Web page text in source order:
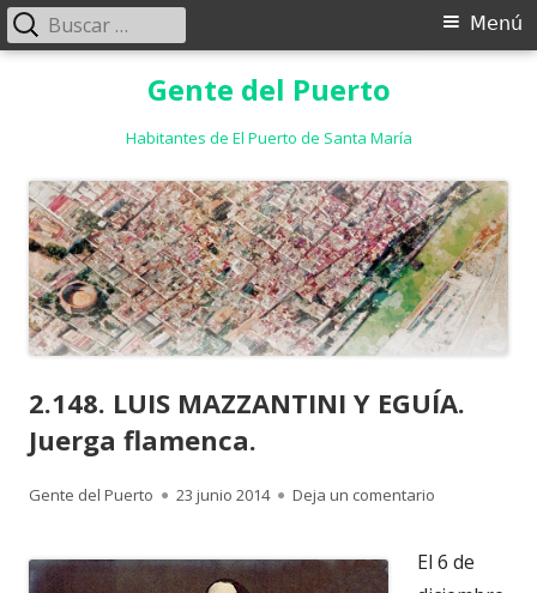
Gente del Puerto
Habitantes de El Puerto de Santa María
Menú
Menú
Buscar:
2.148. LUIS MAZZANTINI Y EGUÍA.
Juerga flamenca.
Autor
Gente del Puerto
Publicado
23 junio 2014 Deja un comentario
El 6 de